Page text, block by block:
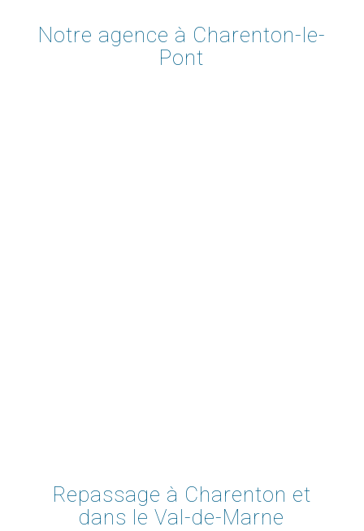
Notre agence à Charenton-le-
Pont
Repassage à Charenton et
dans le Val-de-Marne